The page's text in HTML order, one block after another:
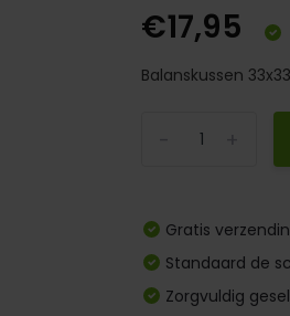
€17,95
Balanskussen
Gratis
Standaard de
Zorgvuldig